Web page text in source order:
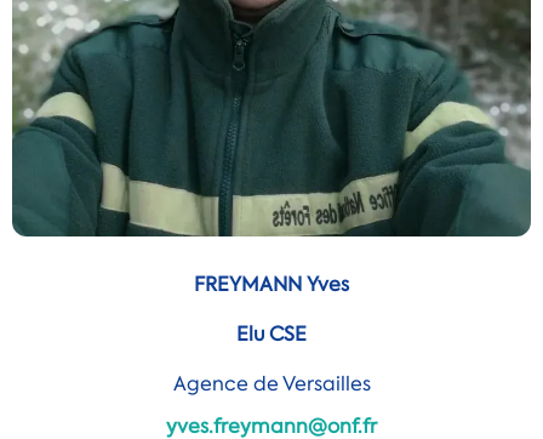
FREYMANN Yves
Elu CSE
Agence de Versailles
yves.freymann@onf.fr